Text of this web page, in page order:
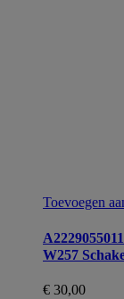
Toevoegen
W257
€ 30,00